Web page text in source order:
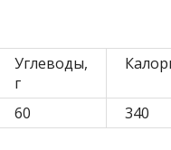
Углеводы,
г
60 340